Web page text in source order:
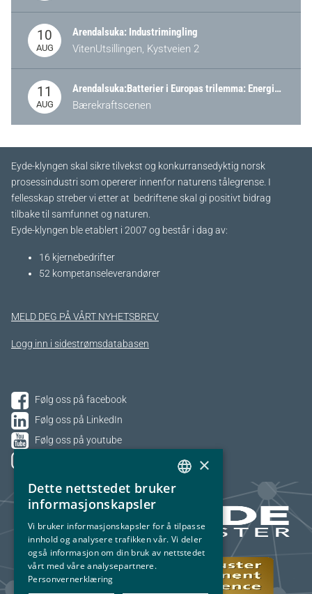
10
AUG
Arendalsuka: Industrimingling
VitenUtsillingen, Kystveien 2
11
AUG
Arendalsuka:Batterier i Europas trilemma: Energisikkerhet, konkurransekraft og bærekraft (Battery Norway-arrangement)
Bærekraftscenen
Eyde-klyngen skal sikre tilvekst og konkurransedyktig norsk
prosessindustri som opererer innenfor naturens tålegrense. I
fellesskap streber vi etter at bedriftene skal gi positivt bidrag
tilbake til samfunnet og naturen.
Eyde-klyngen ble etablert i 2007 og består i dag av:
16 kjernebedrifter​
52 kompetanseleverandører
MELD DEG PÅ VÅRT NYHETSBREV
Logg inn i sidestrømsdatabasen
Følg oss på facebook
Følg oss på LinkedIn
Følg oss på youtube
NORWEGIAN
×
Dette nettstedet bruker
informasjonskapsler
Vi bruker informasjonskapsler for å tilpasse
innhold og analysere trafikken vår. Vi deler
også informasjon om din bruk av nettstedet
vårt med våre analysepartnere.
Personvernerklæring